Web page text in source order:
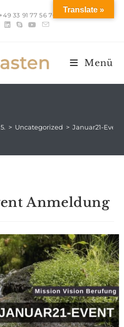
33 91 77 56 700
Menü
> Uncategorized > Januar21-
Anmeldung
Translate »